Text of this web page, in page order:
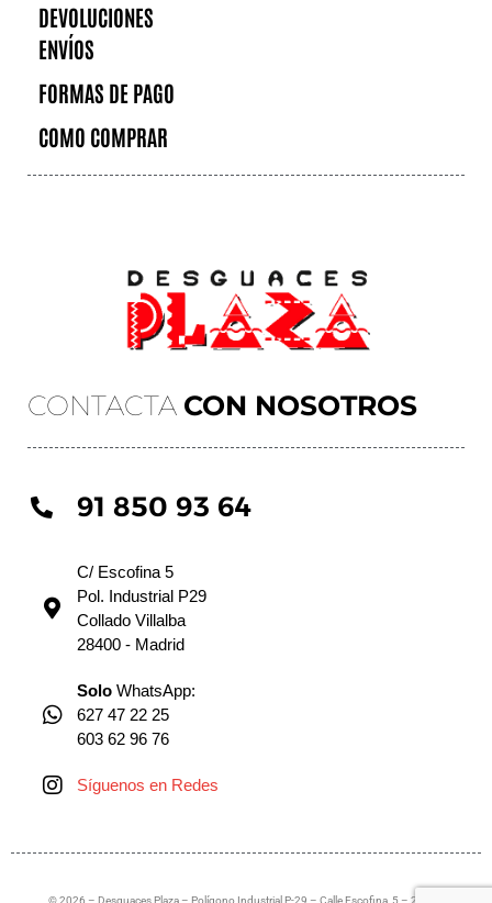
CONTACTA CON NOSOTROS
91 850 93 64
C/ Escofina 5
Pol. Industrial P29
Collado Villalba
28400 - Madrid
Solo WhatsApp:
627 47 22 25
603 62 96 76
Síguenos en Redes
DEVOLUCIONES
ENVÍOS
FORMAS DE PAGO
COMO COMPRAR
© 2026 – Desguaces Plaza – Polígono Industrial P-29 – Calle Escofina, 5 – 28400